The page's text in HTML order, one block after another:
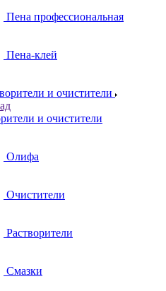
Пена профессиональная
Пена-клей
и очистители
и очистители
Олифа
Очистители
Растворители
Смазки